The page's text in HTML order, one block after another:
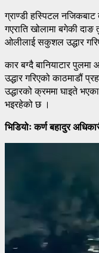
ग्राण्डी हस्पिटल
गएराति खोलामा बगेकी
ओलीलाई सकुशल उद्धार
कार बग्दै बानियाटार
उद्धार गरिएको काठमाडौं
उद्धारको क्रममा घाइते
भइरहेको छ ।
भिडियोः कर्ण बहादुर